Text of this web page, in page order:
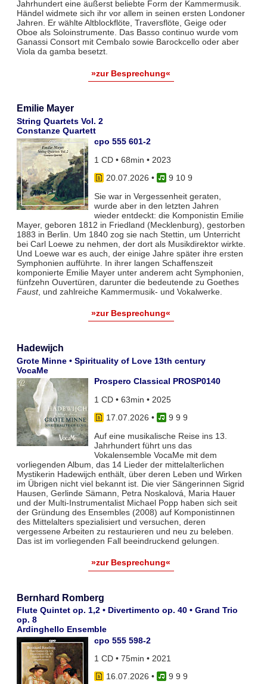
Jahrhundert eine äußerst beliebte Form der Kammermusik.
Händel widmete sich ihr vor allem in seinen ersten Londoner
Jahren. Er wählte Altblockflöte, Traversflöte, Geige oder
Oboe als Soloinstrumente. Das Basso continuo wurde vom
Ganassi Consort mit Cembalo sowie Barockcello oder aber
Viola da gamba besetzt.
»zur Besprechung«
Emilie Mayer
String Quartets Vol. 2
Constanze Quartett
cpo 555 601-2
1 CD • 68min • 2023
20.07.2026 •
9 10 9
Sie war in Vergessenheit geraten,
wurde aber in den letzten Jahren
wieder entdeckt: die Komponistin Emilie
Mayer, geboren 1812 in Friedland (Mecklenburg), gestorben
1883 in Berlin. Um 1840 zog sie nach Stettin, um Unterricht
bei Carl Loewe zu nehmen, der dort als Musikdirektor wirkte.
Und Loewe war es auch, der einige Jahre später ihre ersten
Symphonien aufführte. In ihrer langen Schaffenszeit
komponierte Emilie Mayer unter anderem acht Symphonien,
fünfzehn Ouvertüren, darunter die bedeutende zu Goethes
Faust, und zahlreiche Kammermusik- und Vokalwerke.
»zur Besprechung«
Hadewijch
Grote Minne • Spirituality of Love 13th century
VocaMe
Prospero Classical PROSP0140
1 CD • 63min • 2025
17.07.2026 •
9 9 9
Auf eine musikalische Reise ins 13.
Jahrhundert führt uns das
Vokalensemble VocaMe mit dem
vorliegenden Album, das 14 Lieder der mittelalterlichen
Mystikerin Hadewijch enthält, über deren Leben und Wirken
im Übrigen nicht viel bekannt ist. Die vier Sängerinnen Sigrid
Hausen, Gerlinde Sämann, Petra Noskalová, Maria Hauer
und der Multi-Instrumentalist Michael Popp haben sich seit
der Gründung des Ensembles (2008) auf Komponistinnen
des Mittelalters spezialisiert und versuchen, deren
vergessene Arbeiten zu restaurieren und neu zu beleben.
Das ist im vorliegenden Fall beeindruckend gelungen.
»zur Besprechung«
Bernhard Romberg
Flute Quintet op. 1,2 • Divertimento op. 40 • Grand Trio
op. 8
Ardinghello Ensemble
cpo 555 598-2
1 CD • 75min • 2021
16.07.2026 •
9 9 9